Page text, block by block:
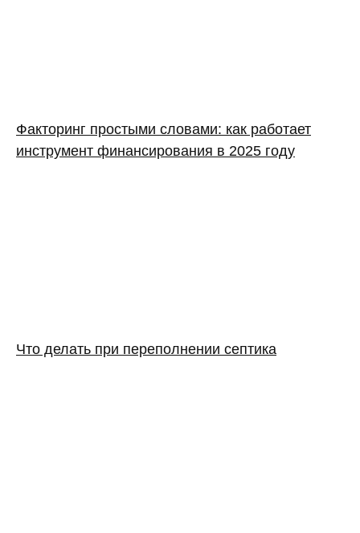
Факторинг простыми словами: как работает
инструмент финансирования в 2025 году
Что делать при переполнении септика